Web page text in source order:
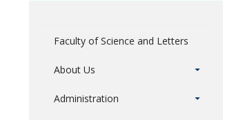
Faculty of Science and Letters
About Us
Administration